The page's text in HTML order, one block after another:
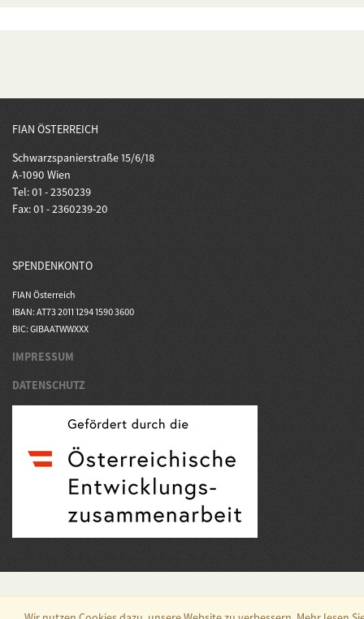
FIAN ÖSTERREICH
Schwarzspanierstraße 15/6/18
A-1090 Wien
Tel: 01 - 2350239
Fax: 01 - 2360239-20
SPENDENKONTO
FIAN Österreich
IBAN: AT73 2011 1294 1590 3600
BIC: GIBAATWWXXX
IMPRESSUM
DATENSCHUTZ